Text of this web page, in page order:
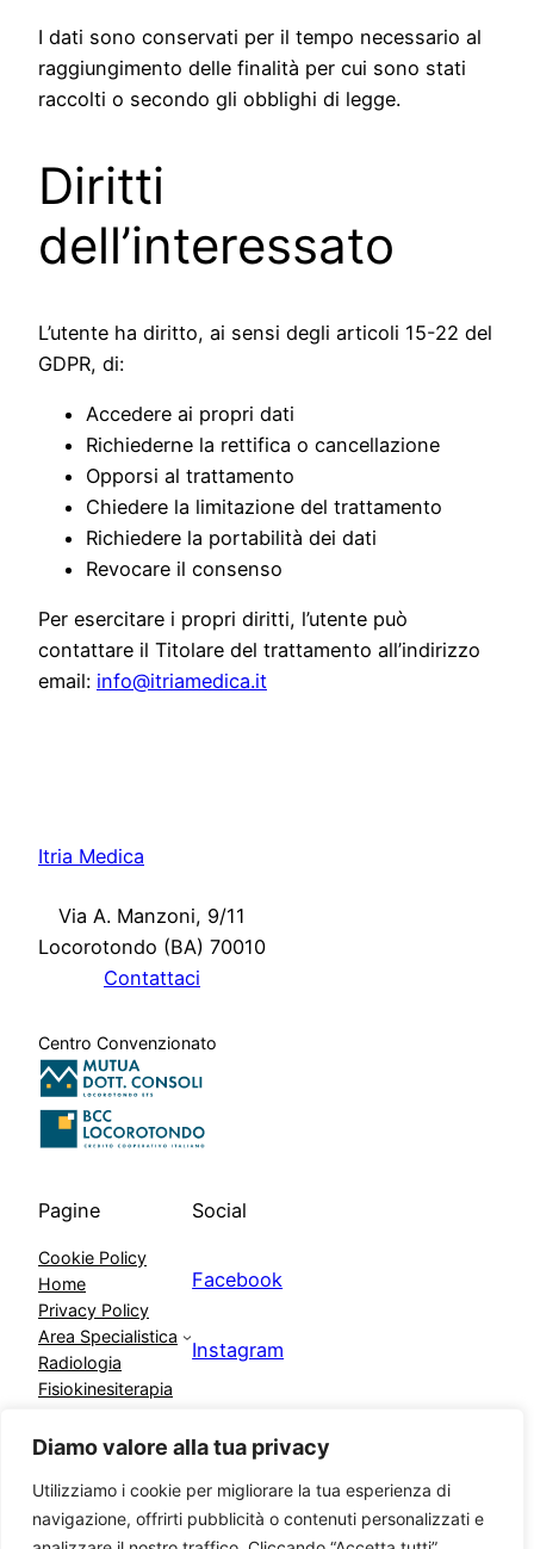
Diamo valore alla tua privacy
Utilizziamo i cookie per migliorare la tua esperienza di
navigazione, offrirti pubblicità o contenuti personalizzati e
I dati sono conservati per il tempo necessario al
raggiungimento delle finalità per cui sono stati
raccolti o secondo gli obblighi di legge.
Diritti
dell’interessato
L’utente ha diritto, ai sensi degli articoli 15-22 del
GDPR, di:
Accedere ai propri dati
Richiederne la rettifica o cancellazione
Opporsi al trattamento
Chiedere la limitazione del trattamento
Richiedere la portabilità dei dati
Revocare il consenso
Per esercitare i propri diritti, l’utente può
contattare il Titolare del trattamento all’indirizzo
email: info@itriamedica.it
Itria Medica
Via A. Manzoni, 9/11
Locorotondo (BA) 70010
Contattaci
Centro Convenzionato
Pagine
Cookie Policy
Home
Privacy Policy
Area Specialistica
Radiologia
Fisiokinesiterapia
Galleria
Social
Facebook
Instagram